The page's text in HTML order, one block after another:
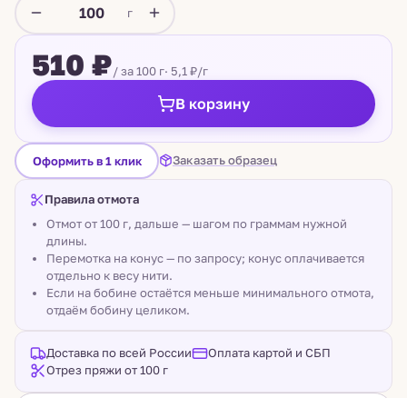
г
510 ₽/ за 100 г· 5,1 ₽/г
В корзину
Оформить в 1 клик Заказать образец
Правила отмота
Отмот от 100 г, дальше — шагом по граммам нужной
длины.
Перемотка на конус — по запросу; конус оплачивается
отдельно к весу нити.
Если на бобине остаётся меньше минимального отмота,
отдаём бобину целиком.
Доставка по всей России
Оплата картой и СБП
Отрез пряжи от 100 г